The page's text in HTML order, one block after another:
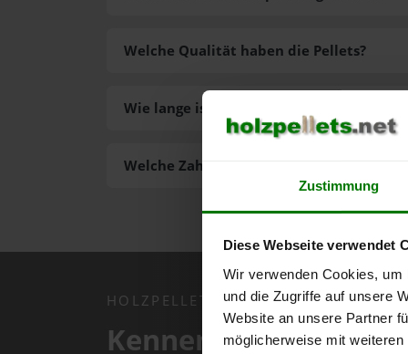
Zustimmung
Diese Webseite verwendet
Wir verwenden Cookies,
und die Zugriffe auf unsere
Website an unsere Partner
möglicherweise mit
Welche Zahlungsarten gibt es?
Welche Qualität haben die Pellets?
Wie lange ist die Lieferzeit der Pellets?
HOLZPELLETS.NET APP
Kennen Sie schon